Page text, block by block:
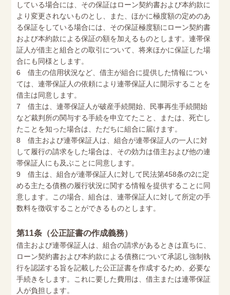
している場合には、その保証はローン契約書および本約款に
より変更されないものとし、また、ほかに極度額の定めのあ
る保証をしている場合には、その保証極度額にローン契約書
および本約款による保証の額を加えるものとします。連帯保
証人が借主と組合との取引について、将来ほかに保証した場
合にも同様とします。
6 借主の信用状況など、借主が組合に提供した情報につい
ては、連帯保証人の依頼により連帯保証人に開示することを
借主は同意します。
7 借主は、連帯保証人が破産手続開始、民事再生手続開始
など裁判所の関与する手続を申立てたこと、または、死亡し
たことを知った場合は、ただちに組合に届けます。
8 借主および連帯保証人は、組合が連帯保証人の一人に対
して履行の請求をした場合は、その効力は借主および他の連
帯保証人にも及ぶことに同意します。
9 借主は、組合が連帯保証人に対して民法第458条の2に定
める主たる債務の履行状況に関する情報を提供することに同
意します。この場合、組合は、連帯保証人に対して所定の手
数料を徴収することができるものとします。
第11条（公正証書の作成義務）
借主および連帯保証人は、組合の請求があるときは直ちに、
ローン契約書および本約款による債務について承認し強制執
行を認諾する旨を記載した公正証書を作成するため、必要な
手続きをします。これに要した費用は、借主または連帯保証
人が負担します。